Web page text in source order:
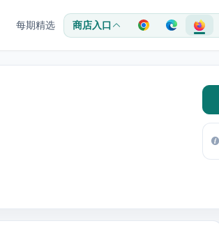
每期精选 商店入口